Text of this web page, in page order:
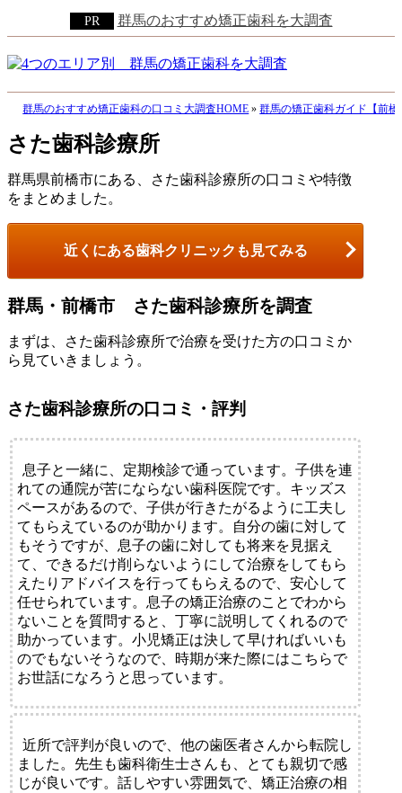
群馬のおすすめ矯正歯科を大調査
群馬のおすすめ矯正歯科の口コミ大調査HOME »群馬の矯正歯科ガイド【前橋
さた歯科診療所
群馬県前橋市にある、さた歯科診療所の口コミや特徴
をまとめました。
近くにある歯科クリニックも見てみる
群馬・前橋市 さた歯科診療所を調査
まずは、さた歯科診療所で治療を受けた方の口コミか
ら見ていきましょう。
さた歯科診療所の口コミ・評判
息子と一緒に、定期検診で通っています。子供を連
れての通院が苦にならない歯科医院です。キッズス
ペースがあるので、子供が行きたがるように工夫し
てもらえているのが助かります。自分の歯に対して
もそうですが、息子の歯に対しても将来を見据え
て、できるだけ削らないようにして治療をしてもら
えたりアドバイスを行ってもらえるので、安心して
任せられています。息子の矯正治療のことでわから
ないことを質問すると、丁寧に説明してくれるので
助かっています。小児矯正は決して早ければいいも
のでもないそうなので、時期が来た際にはこちらで
お世話になろうと思っています。
近所で評判が良いので、他の歯医者さんから転院し
ました。先生も歯科衛生士さんも、とても親切で感
じが良いです。話しやすい雰囲気で、矯正治療の相